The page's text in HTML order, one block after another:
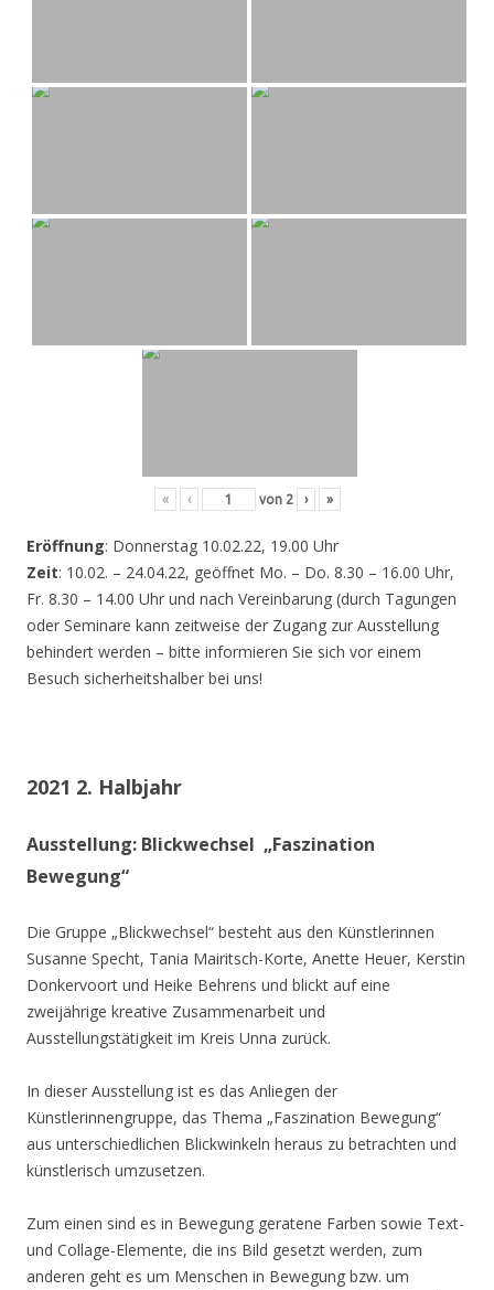
« ‹ von 2 › »
Eröffnung: Donnerstag 10.02.22, 19.00 Uhr
Zeit: 10.02. – 24.04.22, geöffnet Mo. – Do. 8.30 – 16.00 Uhr,
Fr. 8.30 – 14.00 Uhr und nach Vereinbarung (durch Tagungen
oder Seminare kann zeitweise der Zugang zur Ausstellung
behindert werden – bitte informieren Sie sich vor einem
Besuch sicherheitshalber bei uns!
2021 2. Halbjahr
Ausstellung: Blickwechsel „Faszination
Bewegung“
Die Gruppe „Blickwechsel“ besteht aus den Künstlerinnen
Susanne Specht, Tania Mairitsch-Korte, Anette Heuer, Kerstin
Donkervoort und Heike Behrens und blickt auf eine
zweijährige kreative Zusammenarbeit und
Ausstellungstätigkeit im Kreis Unna zurück.
In dieser Ausstellung ist es das Anliegen der
Künstlerinnengruppe, das Thema „Faszination Bewegung“
aus unterschiedlichen Blickwinkeln heraus zu betrachten und
künstlerisch umzusetzen.
Zum einen sind es in Bewegung geratene Farben sowie Text-
und Collage-Elemente, die ins Bild gesetzt werden, zum
anderen geht es um Menschen in Bewegung bzw. um